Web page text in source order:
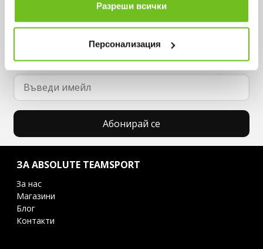
Разреши всички
Персонализация
Искаш да си първи в списъка ни?
нито една оферта.
Абонирай се
ЗА ABSOLUTE TEAMSPORT
За нас
Магазини
Блог
Контакти